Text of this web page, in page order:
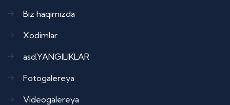
Biz haqimizda
Xodimlar
asd.YANGILIKLAR
Fotogalereya
Videogalereya